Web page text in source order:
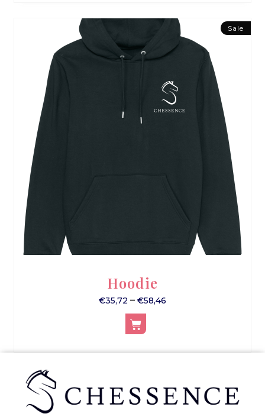
Sale
Hoodie
€35,72 – €58,46